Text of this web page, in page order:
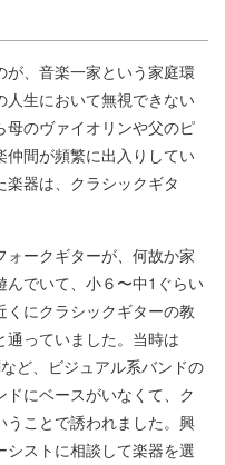
、音楽一家という家庭環
生において無視できない
のヴァイオリンや父のピ
仲間が頻繁に出入りしてい
器は、クラシックギタ
ォークギターが、何故か家
んでいて、小６〜中1ぐらい
にクラシックギターの教
っていました。当時は
ど、ビジュアル系バンドの
にベースがいなくて、ク
うことで誘われました。興
ストに相談して楽器を選